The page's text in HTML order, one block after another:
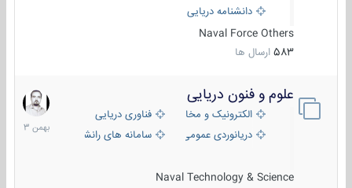
دانشنامه دریایی کپی
Naval Force Others
583 ارسال ها
علوم و فنون دریایی
الکترونیک و مخابرات دریاییفناوری دریایی
دریانوردی عمومی
سامانه های رانشی دریایی
Naval Technology & Science
6
بهمن
1403